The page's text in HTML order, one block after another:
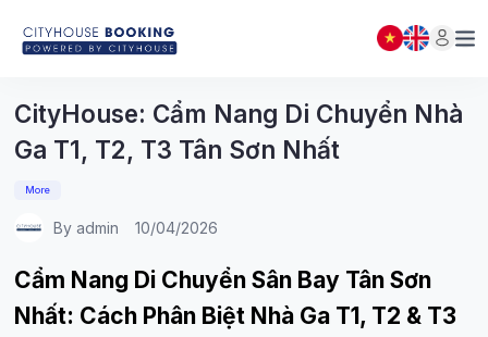
CityHouse: Cẩm Nang Di Chuyển Nhà
Ga T1, T2, T3 Tân Sơn Nhất
More
By admin 10/04/2026
Cẩm Nang Di Chuyển Sân Bay Tân Sơn
Nhất: Cách Phân Biệt Nhà Ga T1, T2 & T3
Đóng
DANH SÁCH ĐẶT PHÒNG
THÔNG BÁO